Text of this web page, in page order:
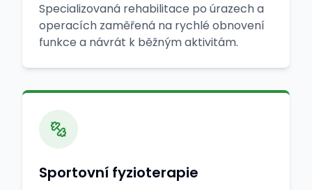
Specializovaná rehabilitace po úrazech a
operacích zaměřená na rychlé obnovení
funkce a návrát k běžným aktivitám.
Sportovní fyzioterapie